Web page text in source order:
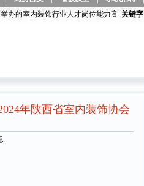
内装饰行业人才岗位能力高级研修班的通知
关键字
年陕西省室内装饰协会